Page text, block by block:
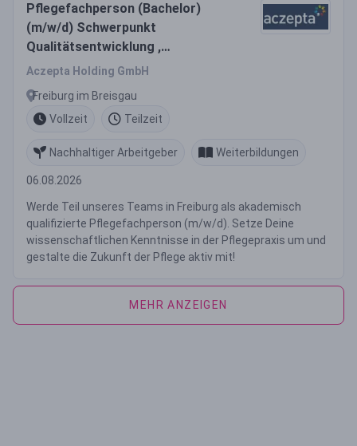
Pflegefachperson (Bachelor)
(m/w/d) Schwerpunkt
Qualitätsentwicklung ,
Organisationsentwicklung Vollzeit
Aczepta Holding GmbH
Freiburg im Breisgau
Vollzeit
Teilzeit
Nachhaltiger Arbeitgeber Weiterbildungen
06.08.2026
Werde Teil unseres Teams in Freiburg als akademisch
qualifizierte Pflegefachperson (m/w/d). Setze Deine
wissenschaftlichen Kenntnisse in der Pflegepraxis um und
gestalte die Zukunft der Pflege aktiv mit!
MEHR ANZEIGEN